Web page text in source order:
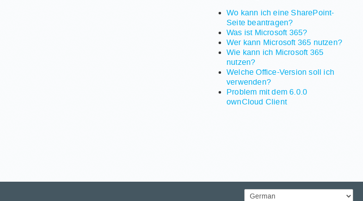
Wo kann ich eine SharePoint-
Seite beantragen?
Was ist Microsoft 365?
Wer kann Microsoft 365 nutzen?
Wie kann ich Microsoft 365
nutzen?
Welche Office-Version soll ich
verwenden?
Problem mit dem 6.0.0
ownCloud Client